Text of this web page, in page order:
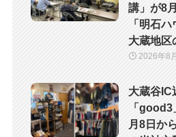
講」が8
「明石
大蔵地区
2026年8
大蔵谷IC
「
月8日か